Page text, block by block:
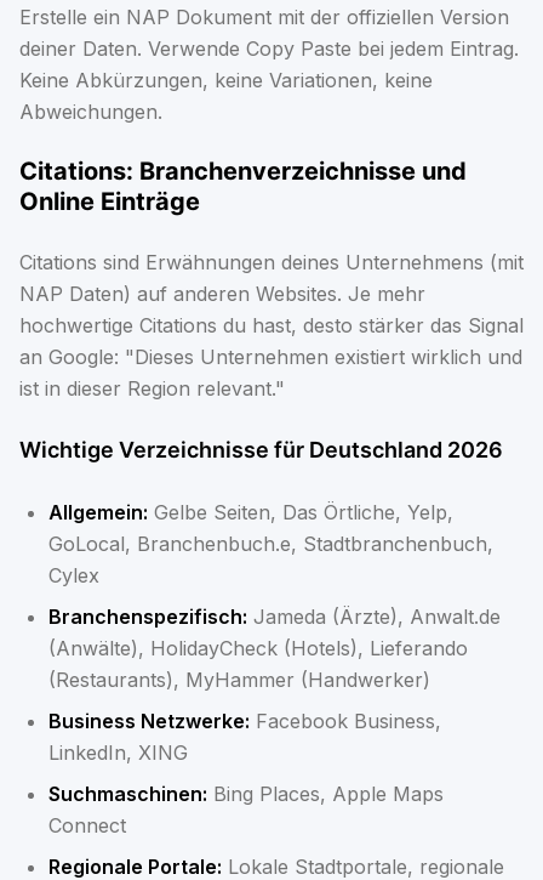
Erstelle ein NAP Dokument mit der offiziellen Version
deiner Daten. Verwende Copy Paste bei jedem Eintrag.
Keine Abkürzungen, keine Variationen, keine
Abweichungen.
Citations: Branchenverzeichnisse und
Online Einträge
Citations sind Erwähnungen deines Unternehmens (mit
NAP Daten) auf anderen Websites. Je mehr
hochwertige Citations du hast, desto stärker das Signal
an Google: "Dieses Unternehmen existiert wirklich und
ist in dieser Region relevant."
Wichtige Verzeichnisse für Deutschland 2026
Allgemein: Gelbe Seiten, Das Örtliche, Yelp,
GoLocal, Branchenbuch.e, Stadtbranchenbuch,
Cylex
Branchenspezifisch: Jameda (Ärzte), Anwalt.de
(Anwälte), HolidayCheck (Hotels), Lieferando
(Restaurants), MyHammer (Handwerker)
Business Netzwerke: Facebook Business,
LinkedIn, XING
Suchmaschinen: Bing Places, Apple Maps
Connect
Regionale Portale: Lokale Stadtportale, regionale